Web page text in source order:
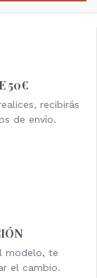
50€
recibirás
de envío.
modelo, te
el cambio.